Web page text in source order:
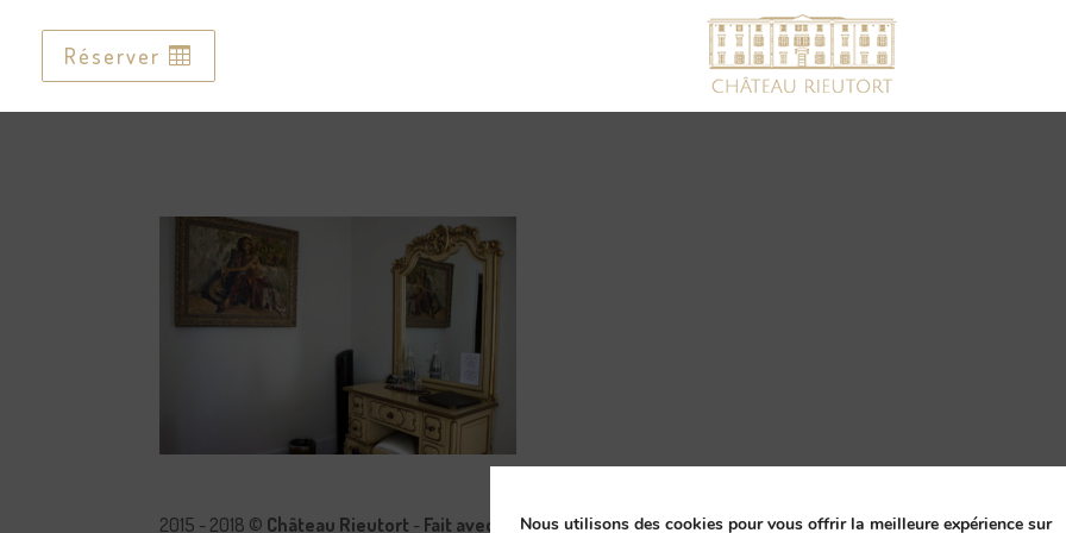
Réserver
2015 - 2018 © Château Rieutort - Fait avec passion par Comtrast
Nous utilisons des cookies pour vous offrir la meilleure expérience sur